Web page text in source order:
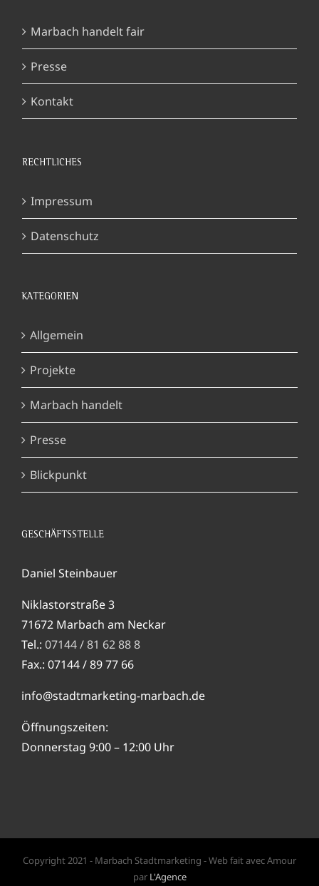
Marbach handelt fair
Presse
Kontakt
RECHTLICHES
Impressum
Datenschutz
KATEGORIEN
Allgemein
Projekte
Marbach handelt
Presse
Blickpunkt
GESCHÄFTSSTELLE
Daniel Steinbauer
Niklastorstraße 3
71672 Marbach am Neckar
Tel.: 07144 / 81 62 88 8
Fax.: 07144 / 89 77 66
info@stadtmarketing-marbach.de
Öffnungszeiten:
Donnerstag 9:00 – 12:00 Uhr
Copyright 2021 - Marbach Stadtmarketing - Web fait avec Amour
par L'Agence